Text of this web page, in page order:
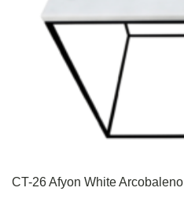
CT-26 Afyon White Arcobaleno